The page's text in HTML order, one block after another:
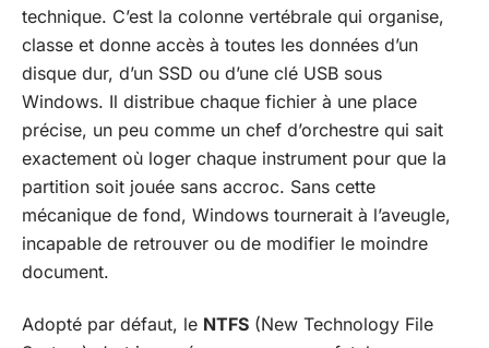
technique. C’est la colonne vertébrale qui organise,
classe et donne accès à toutes les données d’un
disque dur, d’un SSD ou d’une clé USB sous
Windows. Il distribue chaque fichier à une place
précise, un peu comme un chef d’orchestre qui sait
exactement où loger chaque instrument pour que la
partition soit jouée sans accroc. Sans cette
mécanique de fond, Windows tournerait à l’aveugle,
incapable de retrouver ou de modifier le moindre
document.
Adopté par défaut, le NTFS (New Technology File